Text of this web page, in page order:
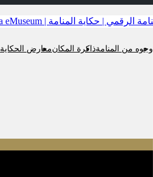
وجوه من المنامةذاكرة المكانمعارض الحكاية